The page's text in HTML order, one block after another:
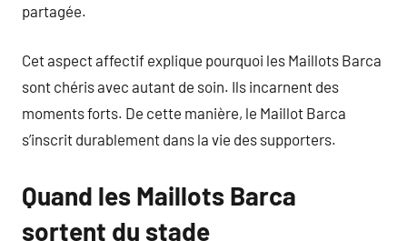
partagée.
Cet aspect affectif explique pourquoi les Maillots Barca
sont chéris avec autant de soin. Ils incarnent des
moments forts. De cette manière, le Maillot Barca
s’inscrit durablement dans la vie des supporters.
Quand les Maillots Barca
sortent du stade